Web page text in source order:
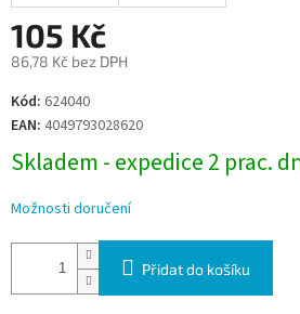
105 Kč
86,78 Kč bez DPH
Měrná
cena:
Kód: 624040
EAN: 4049793028620
Skladem - expedice 2 prac.
Možnosti doručení
Přidat do košíku